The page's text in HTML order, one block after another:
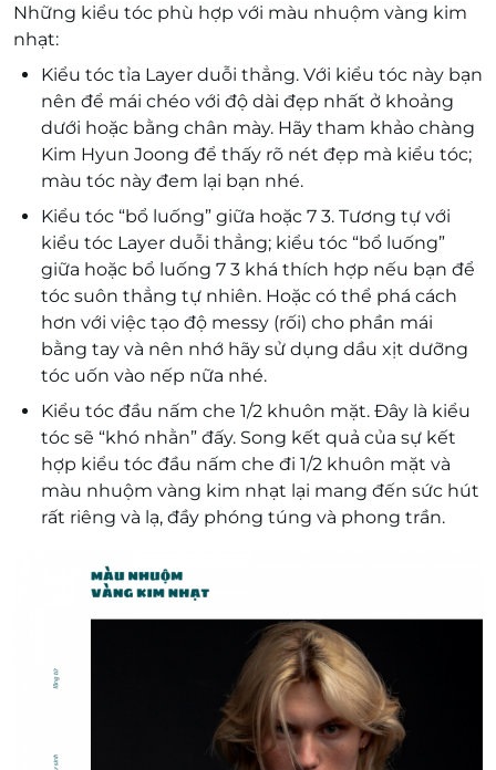
Những kiểu tóc phù hợp với màu nhuộm vàng kim
nhạt:
Kiểu tóc tỉa Layer duỗi thẳng. Với kiểu tóc này bạn
nên để mái chéo với độ dài đẹp nhất ở khoảng
dưới hoặc bằng chân mày. Hãy tham khảo chàng
Kim Hyun Joong để thấy rõ nét đẹp mà kiểu tóc;
màu tóc này đem lại bạn nhé.
Kiểu tóc “bổ luống” giữa hoặc 7 3. Tương tự với
kiểu tóc Layer duỗi thẳng; kiểu tóc “bổ luống”
giữa hoặc bổ luống 7 3 khá thích hợp nếu bạn để
tóc suôn thẳng tự nhiên. Hoặc có thể phá cách
hơn với việc tạo độ messy (rối) cho phần mái
bằng tay và nên nhớ hãy sử dụng dầu xịt dưỡng
tóc uốn vào nếp nữa nhé.
Kiểu tóc đầu nấm che 1/2 khuôn mặt. Đây là kiểu
tóc sẽ “khó nhằn” đấy. Song kết quả của sự kết
hợp kiểu tóc đầu nấm che đi 1/2 khuôn mặt và
màu nhuộm vàng kim nhạt lại mang đến sức hút
rất riêng và lạ, đầy phóng túng và phong trần.